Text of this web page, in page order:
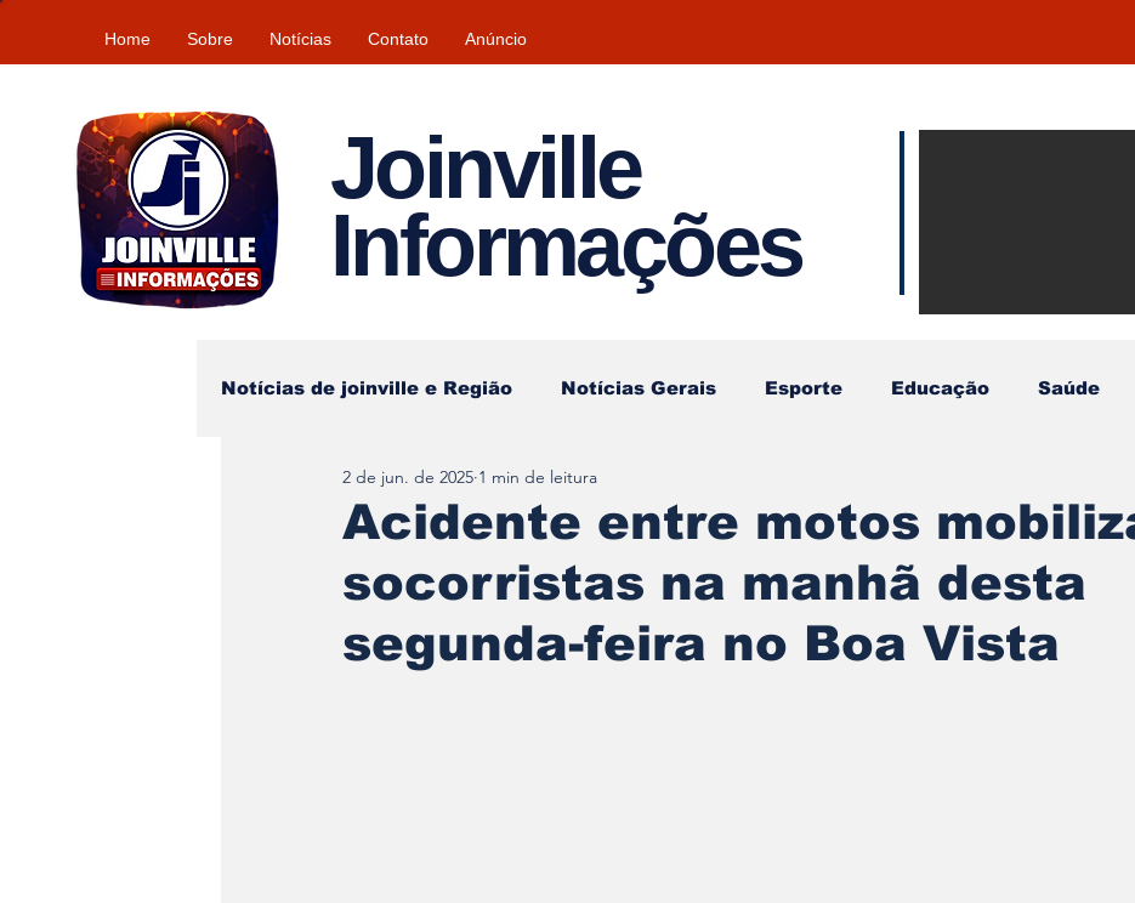
Home Sobre Notícias Contato Anúncio
Joinville
Informações
Notícias de joinville e Região Notícias Gerais Esporte Educação Saúde
Tempo\clima
Acidente entre motos
socorristas na manhã desta
segunda-feira no Boa Vista
2 de jun. de 2025 1 min de leitura